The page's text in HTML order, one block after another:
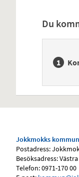
Du
Jokkmokks kommun
Postadress:
Besöksadress:
Telefon: 0971-170 00